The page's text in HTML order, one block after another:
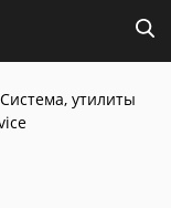
Система, утилиты